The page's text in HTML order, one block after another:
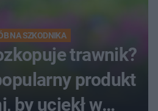
NA SZKODNIKA
trawnik?
produkt
by uciekł w